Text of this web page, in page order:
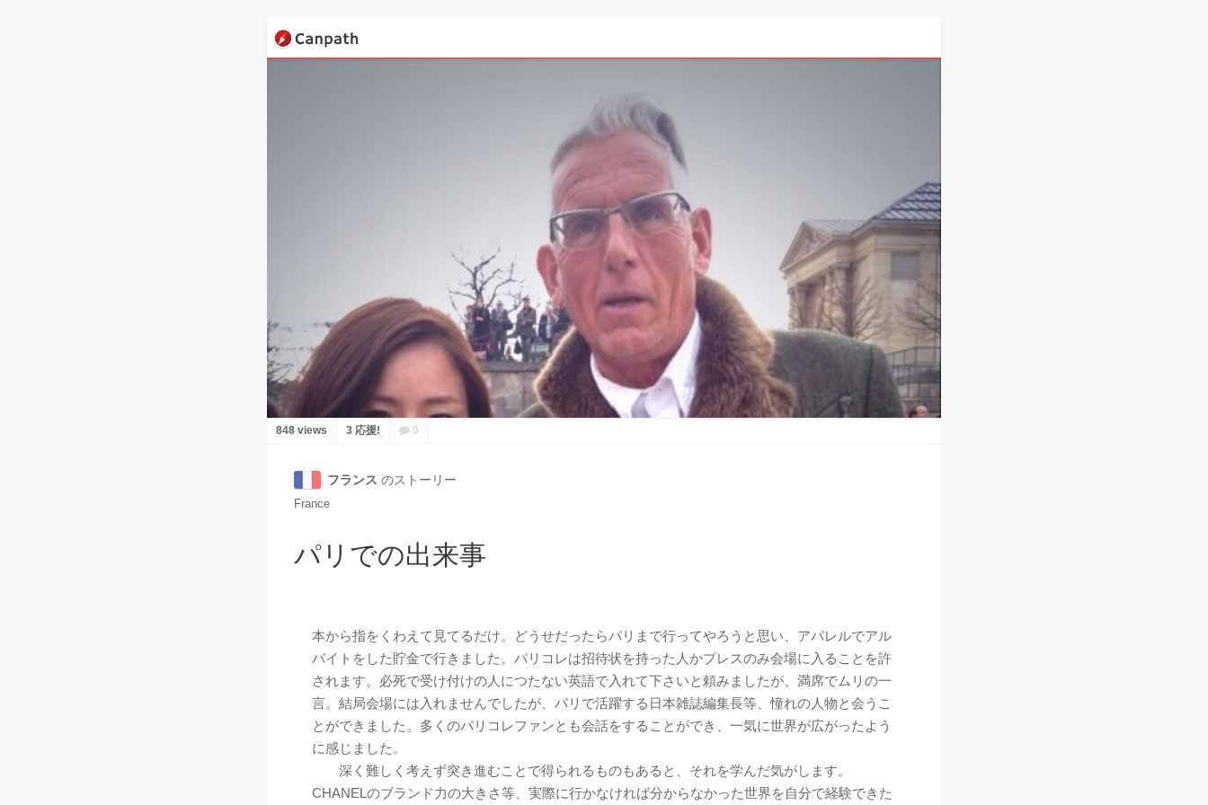
848 views 3 応援! 0
フランス のストーリー
France
パリでの出来事
本から指をくわえて見てるだけ。どうせだったらパリまで行ってやろうと思い、アパレルでアル
バイトをした貯金で行きました。パリコレは招待状を持った人かプレスのみ会場に入ることを許
されます。必死で受け付けの人につたない英語で入れて下さいと頼みましたが、満席でムリの一
言。結局会場には入れませんでしたが、パリで活躍する日本雑誌編集長等、憧れの人物と会うこ
とができました。多くのパリコレファンとも会話をすることができ、一気に世界が広がったよう
に感じました。
深く難しく考えず突き進むことで得られるものもあると、それを学んだ気がします。
CHANELのブランド力の大きさ等、実際に行かなければ分からなかった世界を自分で経験できた